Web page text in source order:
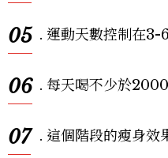
05 . 運動天數控制在3-
06 . 每天喝不少於
07 . 這個階段的瘦身效